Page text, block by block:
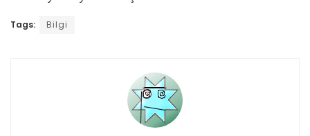
Tags: Bilgi